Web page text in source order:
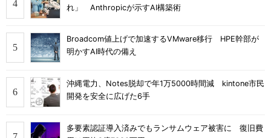
れ」 Anthropicが示すAI構築術
Broadcom値上げで加速するVMware移行 HPE幹部が
明かすAI時代の備え
沖縄電力、Notes脱却で年1万5000時間減 kintone市民
開発を安全に広げた6手
多要素認証導入済みでもランサムウェア被害に 復旧費